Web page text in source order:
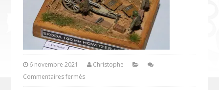
6 novembre 2021
Christophe
Commentaires fermés